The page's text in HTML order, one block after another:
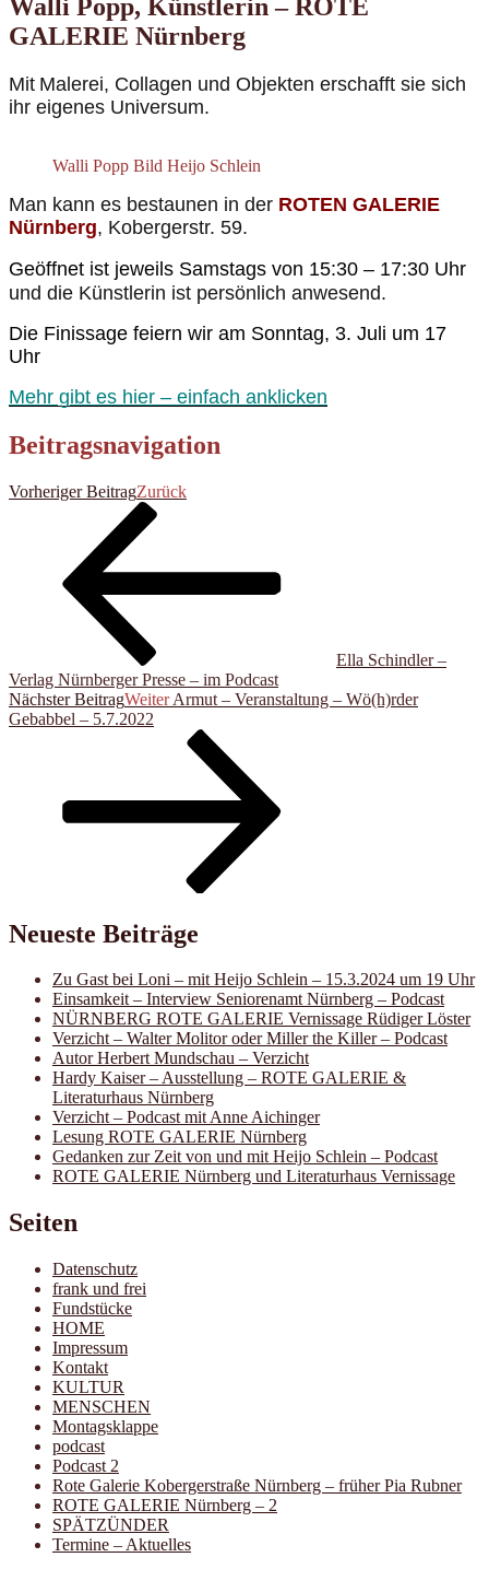
Walli Popp, Künstlerin – ROTE
GALERIE Nürnberg
Mit Malerei, Collagen und Objekten erschafft sie sich
ihr eigenes Universum.
Walli Popp Bild Heijo Schlein
Man kann es bestaunen in der ROTEN GALERIE
Nürnberg, Kobergerstr. 59.
Geöffnet ist jeweils Samstags von 15:30 – 17:30 Uhr
und die Künstlerin ist persönlich anwesend.
Die Finissage feiern wir am Sonntag, 3. Juli um 17
Uhr
Mehr gibt es hier – einfach anklicken
Beitragsnavigation
Vorheriger BeitragZurück
Ella Schindler –
Verlag Nürnberger Presse – im Podcast
Nächster BeitragWeiter Armut – Veranstaltung – Wö(h)rder
Gebabbel – 5.7.2022
Neueste Beiträge
Zu Gast bei Loni – mit Heijo Schlein – 15.3.2024 um 19 Uhr
Einsamkeit – Interview Seniorenamt Nürnberg – Podcast
NÜRNBERG ROTE GALERIE Vernissage Rüdiger Löster
Verzicht – Walter Molitor oder Miller the Killer – Podcast
Autor Herbert Mundschau – Verzicht
Hardy Kaiser – Ausstellung – ROTE GALERIE &
Literaturhaus Nürnberg
Verzicht – Podcast mit Anne Aichinger
Lesung ROTE GALERIE Nürnberg
Gedanken zur Zeit von und mit Heijo Schlein – Podcast
ROTE GALERIE Nürnberg und Literaturhaus Vernissage
Seiten
Datenschutz
frank und frei
Fundstücke
HOME
Impressum
Kontakt
KULTUR
MENSCHEN
Montagsklappe
podcast
Podcast 2
Rote Galerie Kobergerstraße Nürnberg – früher Pia Rubner
ROTE GALERIE Nürnberg – 2
SPÄTZÜNDER
Termine – Aktuelles